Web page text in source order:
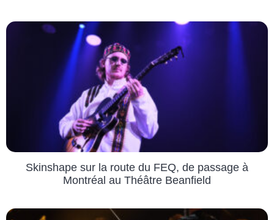
Skinshape sur la route du FEQ, de passage à
Montréal au Théâtre Beanfield